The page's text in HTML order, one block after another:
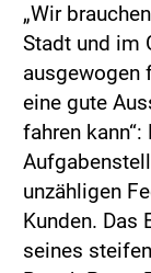
„Wir
Stadt und im
ausgewogen
eine gute
fahren
unzähligen
Kunden. Das
seines